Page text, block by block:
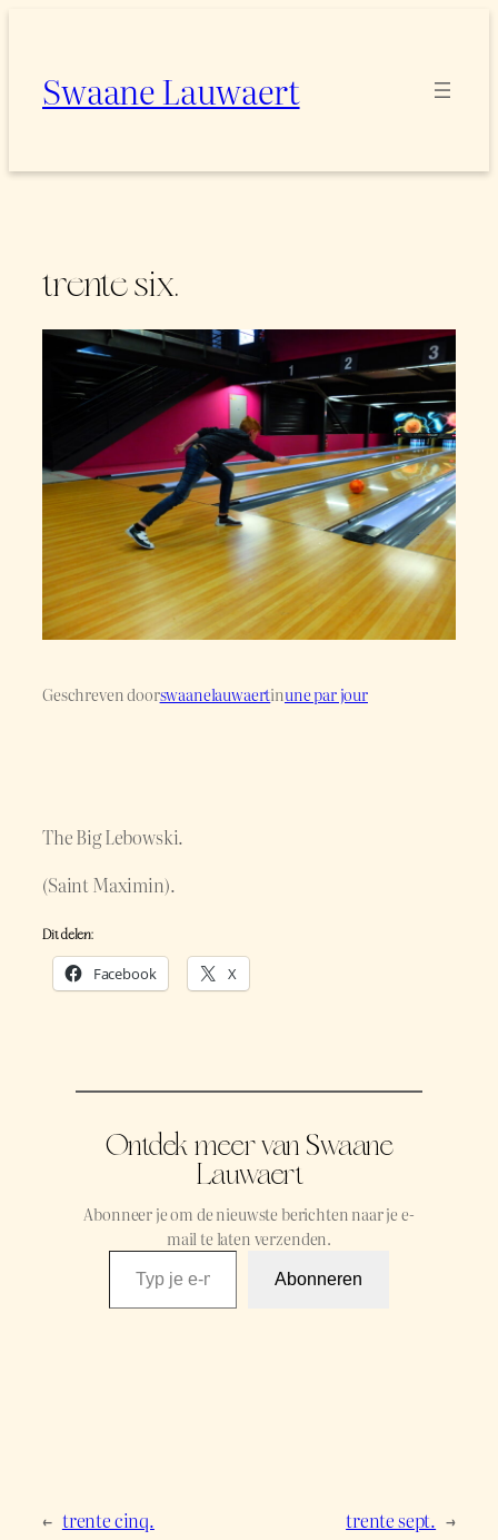
inhoudSwaane Lauwaert
trente six.
Geschreven doorswaanelauwaertinune par jour
The Big Lebowski.
(Saint Maximin).
Dit delen:
Facebook X
Ontdek meer van Swaane
Lauwaert
Abonneer je om de nieuwste berichten naar je e-
mail te laten verzenden.
Typ je e-mail …
Abonneren
← trente cinq. trente sept. →